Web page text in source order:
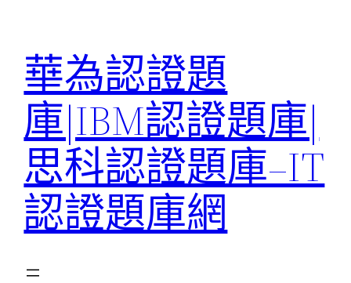
華為認證題
庫|IBM認證題庫|
思科認證題庫–IT
認證題庫網